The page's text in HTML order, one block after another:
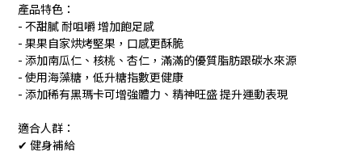
產品特色：
- 不甜膩 耐咀嚼 增加飽足感
- 果果自家烘烤堅果，口感更酥脆
- 添加南瓜仁、核桃、杏仁，滿滿的優質脂肪跟碳水來源
- 使用海藻糖，低升糖指數更健康
- 添加稀有黑瑪卡可增強體力、精神旺盛 提升運動表現
適合人群：
✔ 健身補給